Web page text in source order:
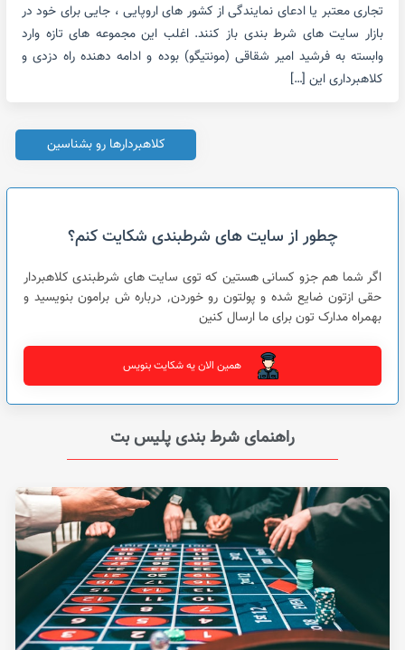
تجاری معتبر یا ادعای نمایندگی از کشور های اروپایی ، جایی برای خود در
بازار سایت های شرط بندی باز کنند. اغلب این مجموعه های تازه وارد
وابسته به فرشید امیر شقاقی (مونتیگو) بوده و ادامه دهنده راه دزدی و
کلاهبرداری این […]
کلاهبردارها رو بشناسین
چطور از سایت های شرطبندی شکایت کنم؟
اگر شما هم جزو کسانی هستین که توی سایت های شرطبندی کلاهبردار
حقی ازتون ضایع شده و پولتون رو خوردن٬ درباره ش برامون بنویسید و
بهمراه مدارک تون برای ما ارسال کنین
همین الان یه شکایت بنویس
راهنمای شرط بندی پلیس بت